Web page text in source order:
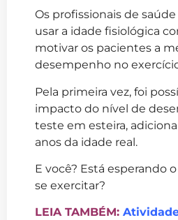
Os profissionais de
usar a idade fisiológica
motivar os pacientes a
desempenho no
Pela primeira vez, foi
impacto do nível de
teste em esteira,
anos da idade real.
E você? Está esperando
se exercitar?
LEIA TAMBÉM: